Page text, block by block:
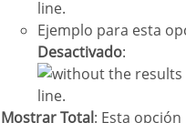
Ejemplo para esta
Desactivado:
Mostrar Total: Esta